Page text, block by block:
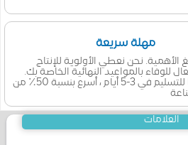
مهلة سريعة
الأهمية. نحن نعطي الأولوية للإنتاج
للوفاء بالمواعيد النهائية الخاصة بك.
اختر DeKing للتسليم في 3-5 أيام ، أسرع بنسبة 50٪ من
العلامات